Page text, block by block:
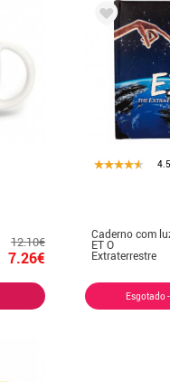
12.10€
7.26€
Caderno com
ET O
Extraterrestre
Esgotado